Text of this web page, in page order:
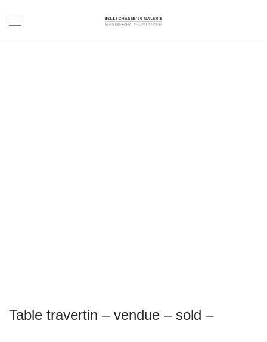
Table travertin – vendue – sold –